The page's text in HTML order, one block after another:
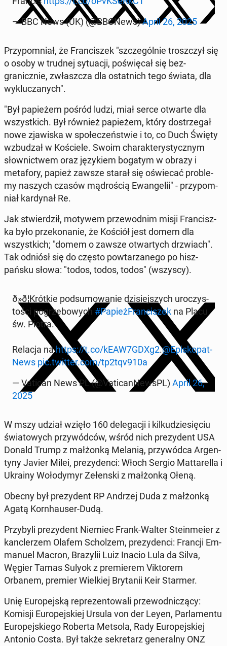
— BBC News (UK) (@BBCNews)April 26, 2025
Przy­pom­ni­ał, że Fran­ciszek "szczegól­nie troszczył się
o osoby w trudnej sytu­acji, poświę­cał się bez­
granicznie, zwłaszcza dla os­tat­nich tego świata, dla
wyk­luczanych".
"Był pa­pieżem pośród ludzi, miał serce otwarte dla
wszys­t­kich. Był również pa­pieżem, który dostrze­gał
nowe zjawiska w społeczeńst­wie i to, co Duch Święty
wzbudzał w Koś­ciele. Swoim charak­terysty­cznym
słown­ictwem oraz językiem bogatym w obrazy i
metafory, papież zawsze starał się oświecać prob­le­
my naszych czasów mą­droś­cią Ewan­gelii" - przy­pom­
ni­ał kar­dy­nał Re.
Jak stwierdz­ił, motywem prze­wod­nim misji Fran­cisz­
ka było przeko­nanie, że Kościół jest domem dla
wszys­t­kich; "domem o zawsze ot­wartych drzwiach".
Tak odniósł się do często pow­tarzanego po hisz­
pańsku słowa: "todos, todos, todos" (wszyscy).
ð»ð¦Krótkie pod­sumowanie dzisiejszych uroczys­
toś­ci pogrze­bowych #Pa­pieżFran­ciszek na Placu
św. Piotra.
Relacja nahttps://t.co/kEAW7GDXg2.@Episkopat­
News pic.twitter.com/tp2tqv910a
— Vatican News PL (@Vat­i­can­News­PL) April 26,
2025
W mszy udział wzięło 160 del­e­gacji i kilkudziesię­ciu
świa­towych przy­wód­ców, wśród nich prezy­dent USA
Donald Trump z małżonką Melanią, przy­wód­ca Ar­gen­
tyny Javier Milei, prezy­den­ci: Włoch Sergio Mattarel­la i
Ukrainy Wołodymyr Zełen­s­ki z małżonką Ołeną.
Obecny był prezy­dent RP Andrzej Duda z małżonką
Agatą Ko­rn­hauser-Dudą.
Przy­byli prezy­dent Niemiec Frank-Walter Stein­meier z
kan­clerzem Olafem Scholzem, prezy­den­ci: Francji Em­
manuel Macron, Brazylii Luiz Inacio Lula da Silva,
Węgier Tamas Sulyok z pre­mierem Vik­torem
Orbanem, premier Wielkiej Bry­tanii Keir Starmer.
Unię Eu­rope­jską reprezen­towali prze­wod­niczą­cy:
Komisji Eu­rope­jskiej Ursula von der Leyen, Par­la­men­tu
Eu­rope­jskiego Roberta Metsola, Rady Eu­rope­jskiej
Antonio Costa. Był także sekre­tarz gen­er­al­ny ONZ